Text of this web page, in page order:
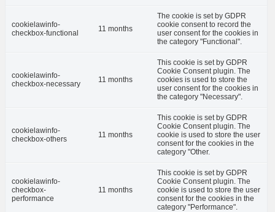
cookielawinfo-
checkbox-functional
11 months
The cookie is set by GDPR
cookie consent to record the
user consent for the cookies in
the category "Functional".
cookielawinfo-
checkbox-necessary
11 months
This cookie is set by GDPR
Cookie Consent plugin. The
cookies is used to store the
user consent for the cookies in
the category "Necessary".
cookielawinfo-
checkbox-others
11 months
This cookie is set by GDPR
Cookie Consent plugin. The
cookie is used to store the user
consent for the cookies in the
category "Other.
cookielawinfo-
checkbox-
performance
11 months
This cookie is set by GDPR
Cookie Consent plugin. The
cookie is used to store the user
consent for the cookies in the
category "Performance".